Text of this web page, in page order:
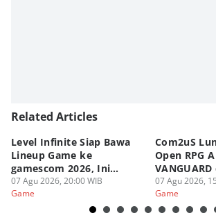
Related Articles
Level Infinite Siap Bawa
Lineup Game ke
gamescom 2026, Ini
Judulnya!
07 Agu 2026, 20:00 WIB
Game
Com2uS
Open RPG
07 Agu 2026,
Game